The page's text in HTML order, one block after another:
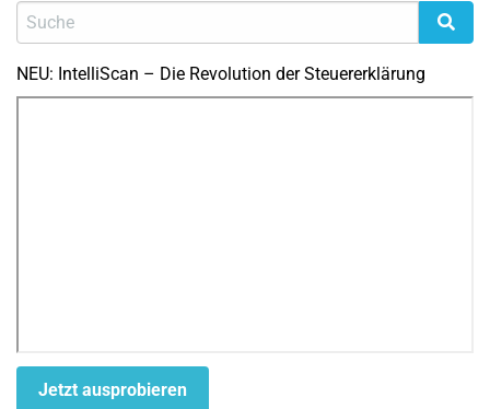
NEU: IntelliScan – Die Revolution der Steuererklärung
Jetzt ausprobieren